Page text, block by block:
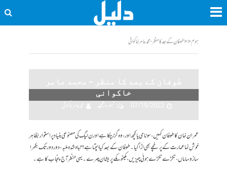
ہوم<<طوفان کے بعد کا منظر - محمد عامر خاکوانی
طوفان کے بعد کا منظر – محمد عامر
خاکوانی
07/19/2022
تبصرہ لکھیے محمد عامر خاکوانی
عمران خان کا طوفان کہیں ، سونامی یا کچھ اور،وہ گزر چکا ہے اور ن لیگ کی مصنوعی بنیاد پر استوار بظاہر
خوش نما عمارت کے پرخچے بھی اڑا گیا۔ طوفان کے بعد کیا بچتا ہے؟تباہ شدہ ملبہ، دور دور تک بکھرا
ساز وساماں،ٹکڑے ٹکڑے ہوئی چیزیں، مکینوںکے پریشان چہرے۔ یہی منظر آج پنجاب کا ہے۔